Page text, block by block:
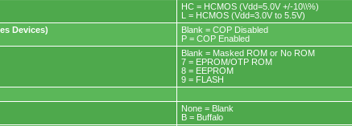
HC = HCMOS (Vdd=5.0V +/-10\\%)
L = HCMOS (Vdd=3.0V to 5.5V)
Devices)
Blank = COP Disabled
P = COP Enabled
Blank = Masked ROM or No ROM
7 = EPROM/OTP ROM
8 = EEPROM
9 = FLASH
None = Blank
B = Buffalo